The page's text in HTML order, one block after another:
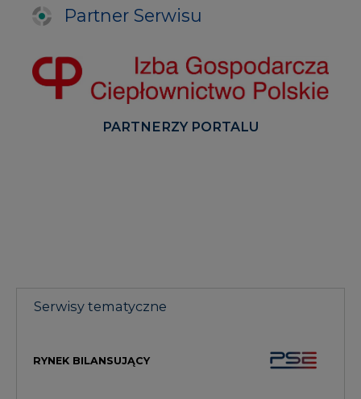
Partner Serwisu
PARTNERZY PORTALU
Serwisy tematyczne
RYNEK BILANSUJĄCY